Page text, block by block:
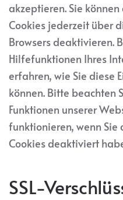
akzeptieren. Sie
Cookies jederzeit über
Browsers deaktivieren.
Hilfefunktionen Ihres
erfahren, wie Sie diese
können. Bitte beachten
Funktionen unserer
funktionieren, wenn Sie
Cookies deaktiviert
SSL-